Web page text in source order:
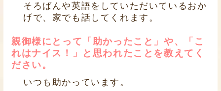
そろばんや英語をしていただいているおか
げで、家でも話してくれます。
親御様にとって「助かったこと」や、「こ
れはナイス！」と思われたことを教えてく
ださい。
いつも助かっています。